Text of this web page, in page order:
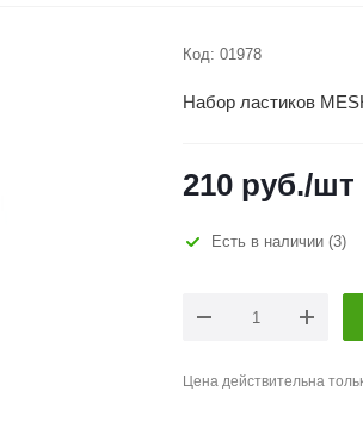
Код: 01978
Набор ластиков
210 руб./шт
Есть в наличии (3)
Цена действительна